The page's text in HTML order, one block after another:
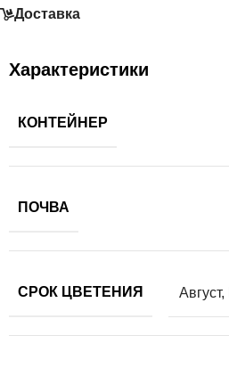
Доставка
Характеристики
КОНТЕЙНЕР
ПОЧВА
СРОК ЦВЕТЕНИЯ Август,